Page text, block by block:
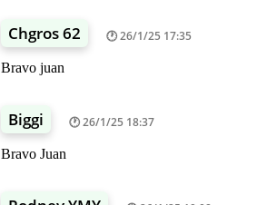
Chgros 62 26/1/25 17:35
Bravo juan
Biggi 26/1/25 18:37
Bravo Juan